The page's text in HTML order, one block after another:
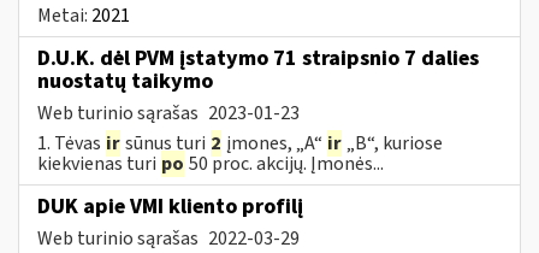
Metai: 2021
D.U.K. dėl PVM įstatymo 71 straipsnio 7 dalies
nuostatų taikymo
Web turinio sąrašas 2023-01-23
1. Tėvas irsūnus turi 2 įmones, „A“ ir„B“, kuriose
kiekvienas turi po 50 proc. akcijų. Įmonės...
DUK apie VMI kliento profilį
Web turinio sąrašas 2022-03-29